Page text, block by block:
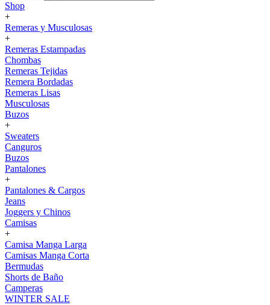
Shop
+
Remeras y Musculosas
+
Remeras Estampadas
Chombas
Remeras Tejidas
Remera Bordadas
Remeras Lisas
Musculosas
Buzos
+
Sweaters
Canguros
Buzos
Pantalones
+
Pantalones & Cargos
Jeans
Joggers y Chinos
Camisas
+
Camisa Manga Larga
Camisas Manga Corta
Bermudas
Shorts de Baño
Camperas
WINTER SALE